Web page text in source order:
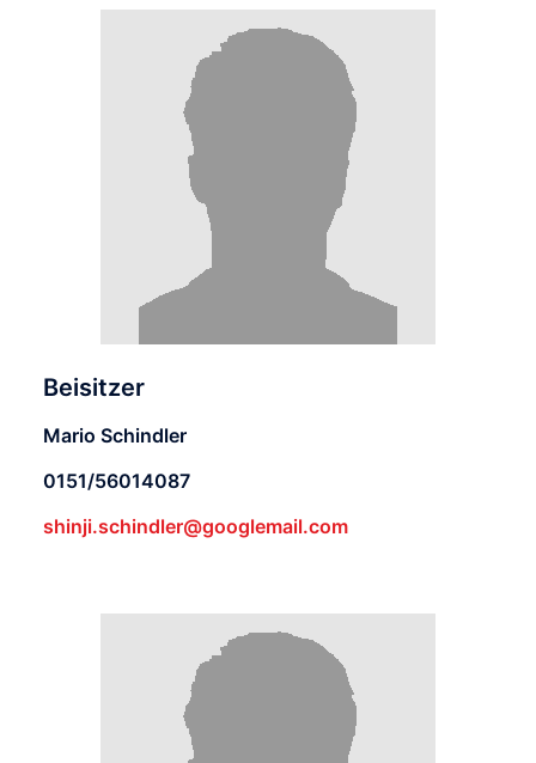
Beisitzer
Mario Schindler
0151/56014087
shinji.schindler@googlemail.com